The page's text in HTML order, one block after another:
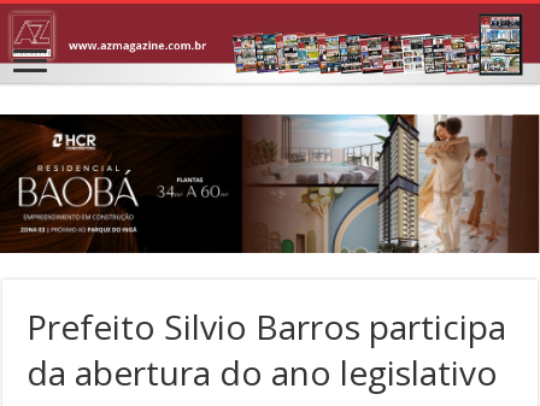
Prefeito Silvio Barros participa
da abertura do ano legislativo